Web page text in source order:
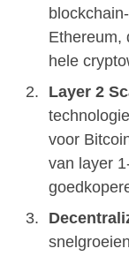
Ethereum,
hele
Layer 2
voor
van layer